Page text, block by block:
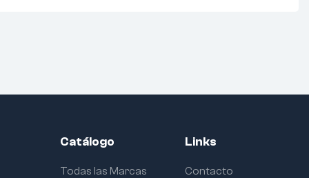
Catálogo
Todas las Marcas
Links
Contacto